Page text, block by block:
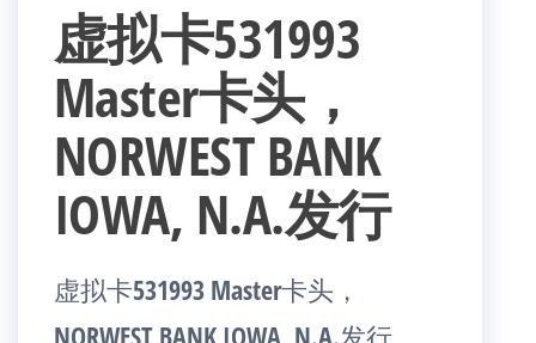
虚拟卡531993
Master卡头，
NORWEST BANK
IOWA, N.A.发行
虚拟卡531993 Master卡头，
NORWEST BANK IOWA, N.A.发行